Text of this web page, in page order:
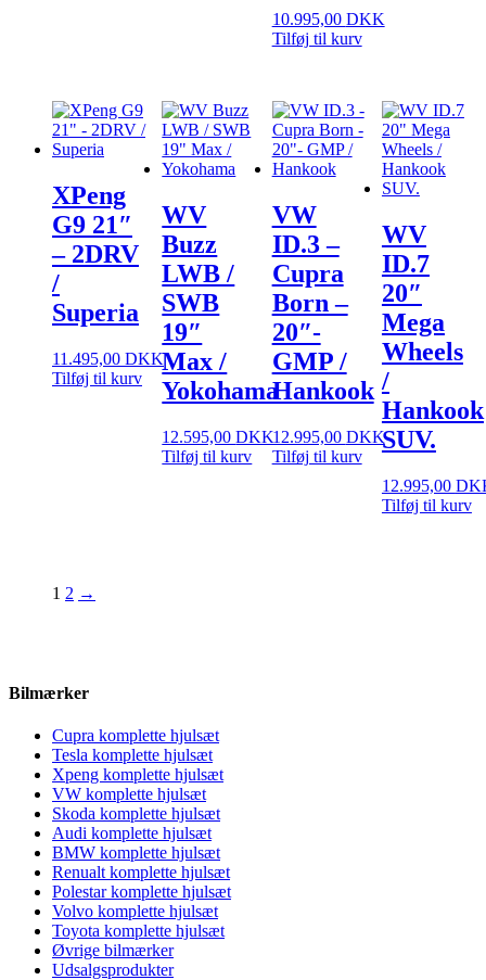
10.995,00 DKK
Tilføj til kurv
XPeng
G9 21″
– 2DRV
/
Superia
11.495,00 DKK
Tilføj til kurv
WV
Buzz
LWB /
SWB
19″
Max /
Yokohama
12.595,00DKK
Tilføj til kurv
VW
ID.3 –
Cupra
Born –
20″-
GMP /
Hankook
12.995,00 DKK
Tilføj til kurv
WV
ID.7
20″
Mega
Wheels
/
Hankook
SUV.
12.995,00
Tilføj til kurv
1 2 →
Bilmærker
Cupra komplette hjulsæt
Tesla komplette hjulsæt
Xpeng komplette hjulsæt
VW komplette hjulsæt
Skoda komplette hjulsæt
Audi komplette hjulsæt
BMW komplette hjulsæt
Renualt komplette hjulsæt
Polestar komplette hjulsæt
Volvo komplette hjulsæt
Toyota komplette hjulsæt
Øvrige bilmærker
Udsalgsprodukter